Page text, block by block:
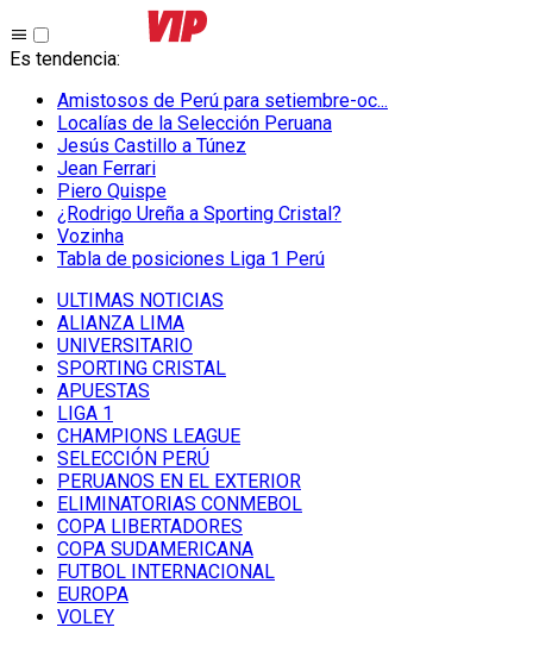
Es tendencia:
Amistosos de Perú para setiembre-oc...
Localías de la Selección Peruana
Jesús Castillo a Túnez
Jean Ferrari
Piero Quispe
¿Rodrigo Ureña a Sporting Cristal?
Vozinha
Tabla de posiciones Liga 1 Perú
ULTIMAS NOTICIAS
ALIANZA LIMA
UNIVERSITARIO
SPORTING CRISTAL
APUESTAS
LIGA 1
CHAMPIONS LEAGUE
SELECCIÓN PERÚ
PERUANOS EN EL EXTERIOR
ELIMINATORIAS CONMEBOL
COPA LIBERTADORES
COPA SUDAMERICANA
FUTBOL INTERNACIONAL
EUROPA
VOLEY